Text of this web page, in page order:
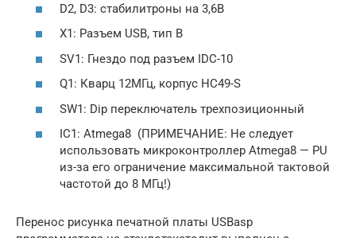
D2, D3: стабилитроны на 3,6В
X1: Разъем USB, тип B
SV1: Гнездо под разъем IDC-10
Q1: Кварц 12МГц, корпус HC49-S
SW1: Dip переключатель трехпозиционный
IC1: Atmega8 (ПРИМЕЧАНИЕ: Не следует
использовать микроконтроллер Atmega8 — PU
из-за его ограничение максимальной тактовой
частотой до 8 МГц!)
Перенос рисунка печатной платы USBasp